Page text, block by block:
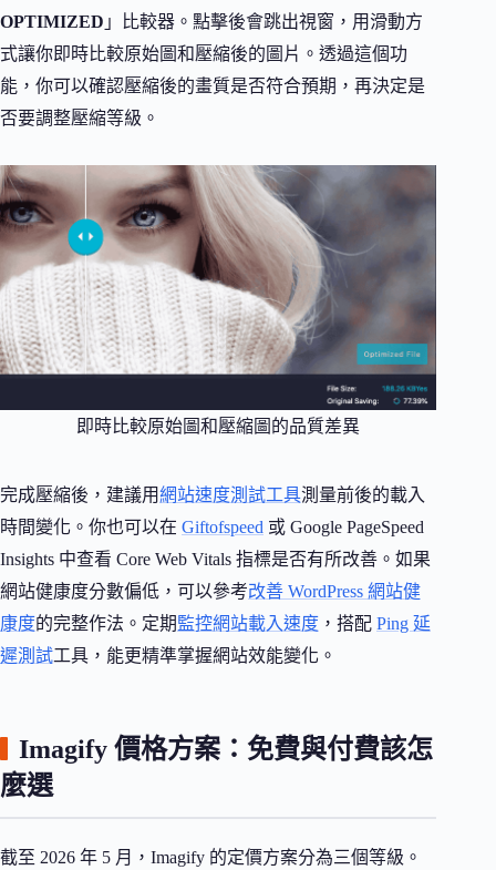
OPTIMIZED 」比較器。點擊後會跳出視窗，用滑動方
式讓你即時比較原始圖和壓縮後的圖片。透過這個功
能，你可以確認壓縮後的畫質是否符合預期，再決定是
否要調整壓縮等級。
即時比較原始圖和壓縮圖的品質差異
完成壓縮後，建議用網站速度測試工具測量前後的載入
時間變化。你也可以在 Giftofspeed 或 Google PageSpeed
Insights 中查看 Core Web Vitals 指標是否有所改善。如果
網站健康度分數偏低，可以參考改善 WordPress 網站健
康度的完整作法。定期監控網站載入速度 ，搭配 Ping 延
遲測試工具，能更精準掌握網站效能變化。
Imagify 價格方案：免費與付費該怎
麼選
截至 2026 年 5 月，Imagify 的定價方案分為三個等級。